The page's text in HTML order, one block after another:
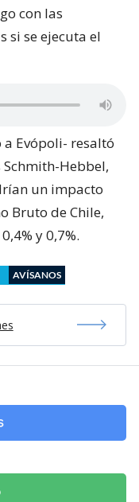
con las
si se ejecuta el
Evópoli- resaltó
Hebbel,
un impacto
Bruto de Chile,
y 0,7%.
AVÍSANOS